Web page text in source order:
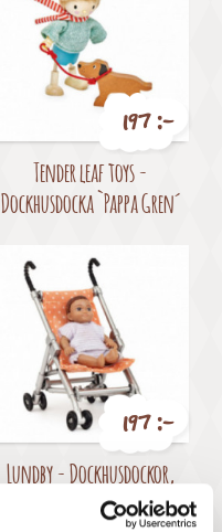
Pris
197 :-
Tender leaf toys -
Dockhusdocka `Pappa Gren´
Pris
197 :-
Lundby - Dockhusdockor,
Bebis med paraplyvagn